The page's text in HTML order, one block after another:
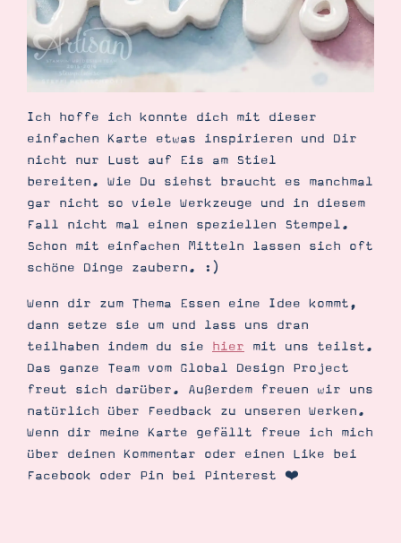
Ich hoffe ich konnte dich mit dieser
einfachen Karte etwas inspirieren und Dir
nicht nur Lust auf Eis am Stiel
bereiten. Wie Du siehst braucht es manchmal
gar nicht so viele Werkzeuge und in diesem
Fall nicht mal einen speziellen Stempel.
Schon mit einfachen Mitteln lassen sich oft
schöne Dinge zaubern. :)
Wenn dir zum Thema Essen eine Idee kommt,
dann setze sie um und lass uns dran
teilhaben indem du sie hier mit uns teilst.
Das ganze Team vom Global Design Project
freut sich darüber. Außerdem freuen wir uns
natürlich über Feedback zu unseren Werken.
Wenn dir meine Karte gefällt freue ich mich
über deinen Kommentar oder einen Like bei
Facebook oder Pin bei Pinterest ❤️